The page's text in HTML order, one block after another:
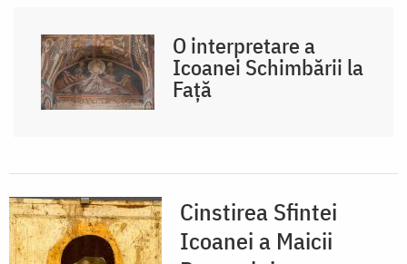
O interpretare a
Icoanei Schimbării la
Față
Cinstirea Sfintei
Icoanei a Maicii